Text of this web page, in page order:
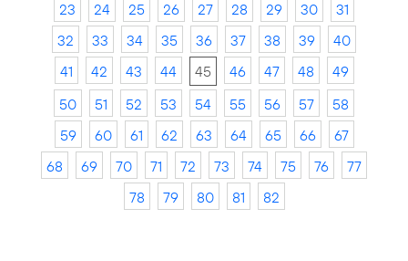
23
24 25 26 27 28 29 30
31
32
33 34 35 36 37 38 39
40
41
42 43 44 45 46 47 48
49
50
51 52 53 54 55 56 57
58
59
60 61 62 63 64 65 66
67
68
69 70 71 72 73 74 75 76
77
78
79 80 81 82